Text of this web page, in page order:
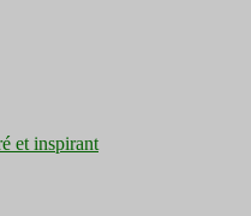
et inspirant